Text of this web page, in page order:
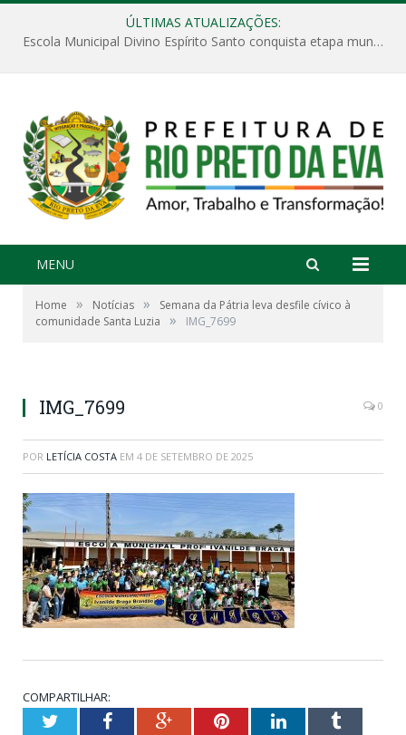
ÚLTIMAS ATUALIZAÇÕES:
Escola Municipal Divino Espírito Santo conquista etapa municipal da V Feira Amazonense de Matemática
MENU
Home » Notícias »
Semana da Pátria leva desfile cívico à
comunidade Santa Luzia
» IMG_7699
IMG_7699 0
POR LETÍCIA COSTA EM 4 DE SETEMBRO DE 2025
COMPARTILHAR:
TwitterFacebookGoogle+PinterestLinkedInTumblr